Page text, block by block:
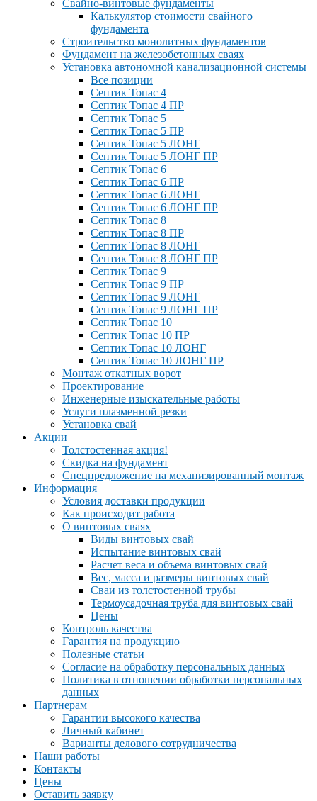
Свайно-винтовые фундаменты
Калькулятор стоимости свайного
фундамента
Строительство монолитных фундаментов
Фундамент на железобетонных сваях
Установка автономной канализационной системы
Все позиции
Септик Топас 4
Септик Топас 4 ПР
Септик Топас 5
Септик Топас 5 ПР
Септик Топас 5 ЛОНГ
Септик Топас 5 ЛОНГ ПР
Септик Топас 6
Септик Топас 6 ПР
Септик Топас 6 ЛОНГ
Септик Топас 6 ЛОНГ ПР
Септик Топас 8
Септик Топас 8 ПР
Септик Топас 8 ЛОНГ
Септик Топас 8 ЛОНГ ПР
Септик Топас 9
Септик Топас 9 ПР
Септик Топас 9 ЛОНГ
Септик Топас 9 ЛОНГ ПР
Септик Топас 10
Септик Топас 10 ПР
Септик Топас 10 ЛОНГ
Септик Топас 10 ЛОНГ ПР
Монтаж откатных ворот
Проектирование
Инженерные изыскательные работы
Услуги плазменной резки
Установка свай
Акции
Толстостенная акция!
Скидка на фундамент
Спецпредложение на механизированный монтаж
Информация
Условия доставки продукции
Как происходит работа
О винтовых сваях
Виды винтовых свай
Испытание винтовых свай
Расчет веса и объема винтовых свай
Вес, масса и размеры винтовых свай
Сваи из толстостенной трубы
Термоусадочная труба для винтовых свай
Цены
Контроль качества
Гарантия на продукцию
Полезные статьи
Согласие на обработку персональных данных
Политика в отношении обработки персональных
данных
Партнерам
Гарантии высокого качества
Личный кабинет
Варианты делового сотрудничества
Наши работы
Контакты
Цены
Оставить заявку